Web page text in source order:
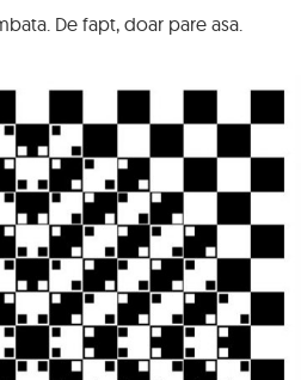
De fapt, doar pare asa.